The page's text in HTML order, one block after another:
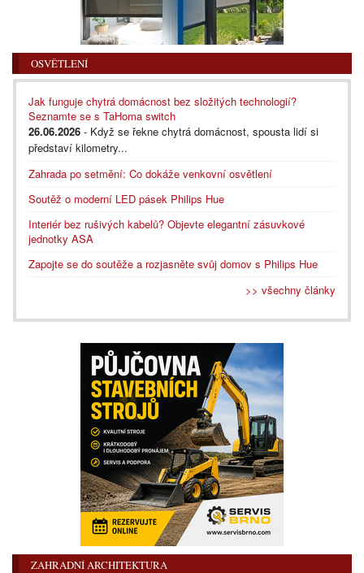
OSVĚTLENÍ
Jak funguje chytrá domácnost bez složitých technologií?
Seznamte se s TaHoma switch
26.06.2026 - Když se řekne chytrá domácnost, spousta lidí si
představí kilometry...
Zahrada po setmění: Co dokáže venkovní osvětlení
Soutěž o moderní LED pásek Philips Hue
Interiér bez rušivých kabelů? Objevte elegantní zásuvkové
jednotky ASA
Zapojte se do soutěže a rozjasněte svůj domov s Philips Hue
>> všechny články
ZAHRADNÍ ARCHITEKTURA